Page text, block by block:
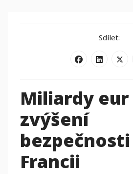
Sdílet:
Miliardy eur
zvýšení
Francii